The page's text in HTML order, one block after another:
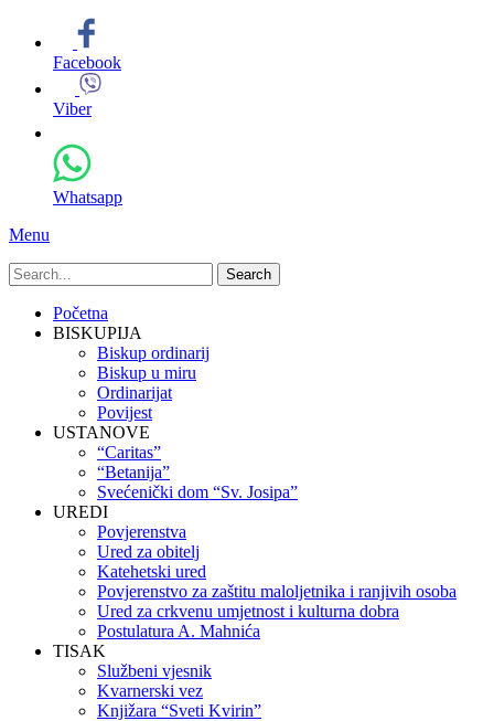
Facebook
Viber
Whatsapp
Menu
Search
for:
Primary
Menu
Skip
Početna
BISKUPIJA
Biskup ordinarij
Biskup u miru
Ordinarijat
Povijest
USTANOVE
“Caritas”
“Betanija”
Svećenički dom “Sv. Josipa”
UREDI
Povjerenstva
Ured za obitelj
Katehetski ured
Povjerenstvo za zaštitu maloljetnika i ranjivih osoba
Ured za crkvenu umjetnost i kulturna dobra
Postulatura A. Mahnića
TISAK
Službeni vjesnik
Kvarnerski vez
Knjižara “Sveti Kvirin”